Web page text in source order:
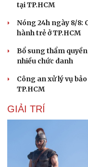
tại TP.HCM
Nóng 24h ngày 8/8:
hành trẻ ở TP.HCM
Bổ sung thẩm
nhiều chức danh
Công an xử lý vụ
TP.HCM
GIẢI TRÍ